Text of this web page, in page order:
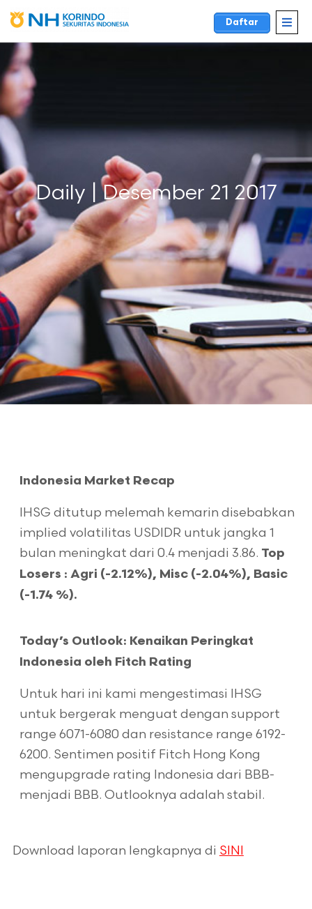
Daftar
Daily | Desember 21 2017
Indonesia Market Recap
IHSG ditutup melemah kemarin disebabkan
implied volatilitas USDIDR untuk jangka 1
bulan meningkat dari 0.4 menjadi 3.86. Top
Losers : Agri (-2.12%), Misc (-2.04%), Basic
(-1.74 %).
Today’s Outlook: Kenaikan Peringkat
Indonesia oleh Fitch Rating
Untuk hari ini kami mengestimasi IHSG
untuk bergerak menguat dengan support
range 6071-6080 dan resistance range 6192-
6200. Sentimen positif Fitch Hong Kong
mengupgrade rating Indonesia dari BBB-
menjadi BBB. Outlooknya adalah stabil.
Download laporan lengkapnya di SINI